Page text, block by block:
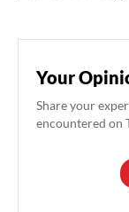
Your
Share your
encountered on